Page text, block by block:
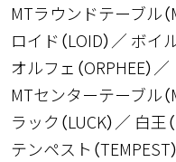
MTラウンドテーブル（
ロイド（LOID）
ボイ
オルフェ（ORPHEE）
MTセンターテーブル（
ラック（LUCK）
白王
テンペスト（TEMPEST）